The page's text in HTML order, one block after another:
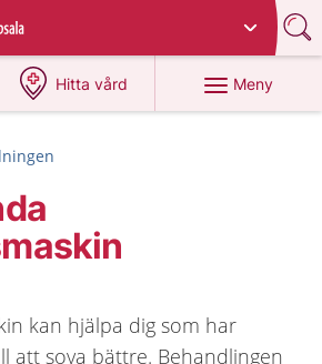
Hitta vård
på 1177.se
Meny
kan hjälpa dig som har
att sova bättre. Behandlingen